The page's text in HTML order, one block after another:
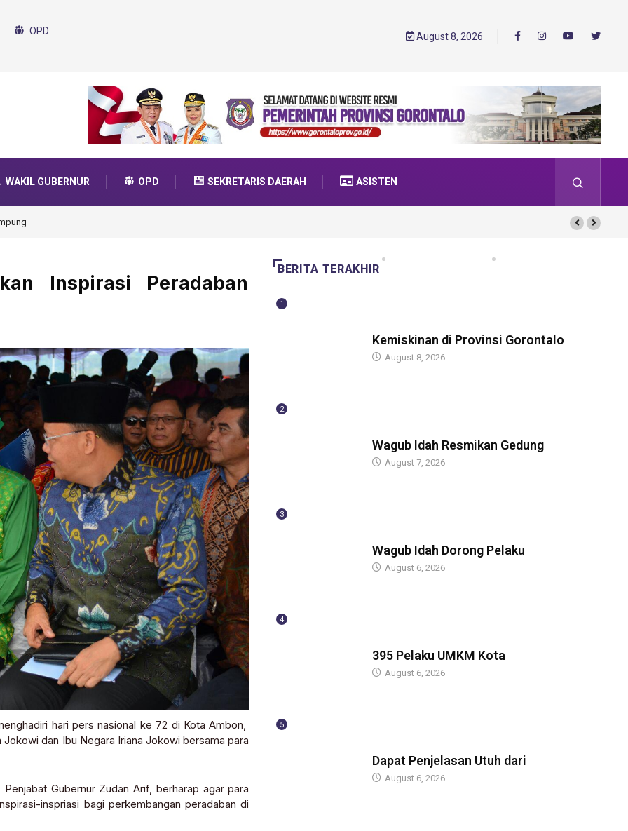
OPD August 8, 2026
WAKIL GUBERNUR OPD SEKRETARIS DAERAH ASISTEN
Transformasi 2025
Inspirasi Peradaban
hari pers nasional ke 72 di Kota Ambon,
dan Ibu Negara Iriana Jokowi bersama para
Gubernur Zudan Arif, berharap agar para
inspriasi bagi perkembangan peradaban di
BERITA TERAKHIR
1
Kemiskinan di Provinsi Gorontalo
August 8, 2026
2
Wagub Idah Resmikan Gedung
August 7, 2026
3
Wagub Idah Dorong Pelaku
August 6, 2026
4
395 Pelaku UMKM Kota
August 6, 2026
5
Dapat Penjelasan Utuh dari
August 6, 2026